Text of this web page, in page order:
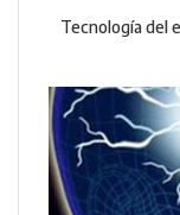
Tecnología del